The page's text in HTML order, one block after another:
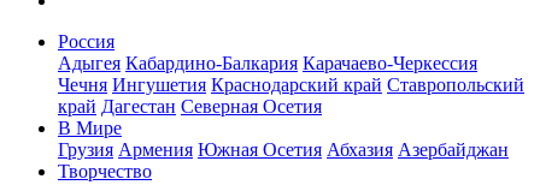
Россия
Адыгея Кабардино-Балкария Карачаево-Черкессия
Чечня Ингушетия Краснодарский край Ставропольский
край Дагестан Северная Осетия
В Мире
Грузия Армения Южная Осетия Абхазия Азербайджан
Творчество